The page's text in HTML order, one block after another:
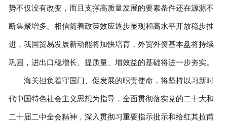
势不仅没有改变，而且支撑高质量发展的要素条件还在源源不
断集聚增多。相信随着政策效应逐步显现和高水平开放稳步推
进，我国贸易发展新动能将加快培育，外贸外资基本盘将持续
巩固，进出口稳增长、提质量、增效益的基础将进一步夯实。
海关担负着守国门、促发展的职责使命，将坚持以习新时
代中国特色社会主义思想为指导，全面贯彻落实党的二十大和
二十届二中全会精神，深入贯彻习重要指示批示和给红其拉甫